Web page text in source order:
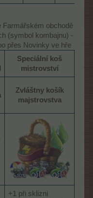
Farmářském obchodě
(symbol kombajnu) -
přes Novinky ve hře
Speciální koš
mistrovství
Zvláštny košík
majstrovstva
+1 při sklizni